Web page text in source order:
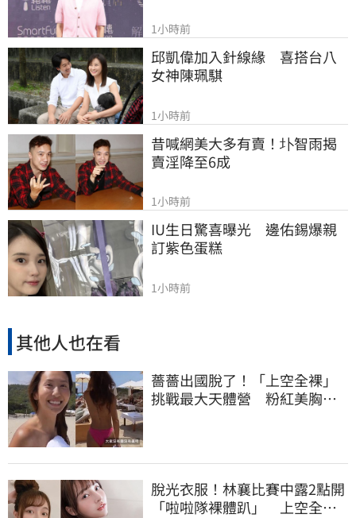
1小時前
邱凱偉加入針線緣　喜搭台八
女神陳珮騏
1小時前
昔喊網美大多有賣！圤智雨揭
賣淫降至6成
1小時前
IU生日驚喜曝光　邊佑錫爆親
訂紫色蛋糕
1小時前
其他人也在看
薔薔出國脫了！「上空全裸」
挑戰最大天體營 粉紅美胸被
脫光衣服！林襄比賽中露2點開
「啦啦隊裸體趴」 上空全裸